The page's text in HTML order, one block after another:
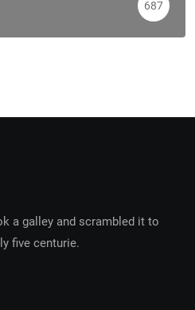
687
a galley and scrambled it to
five centurie.